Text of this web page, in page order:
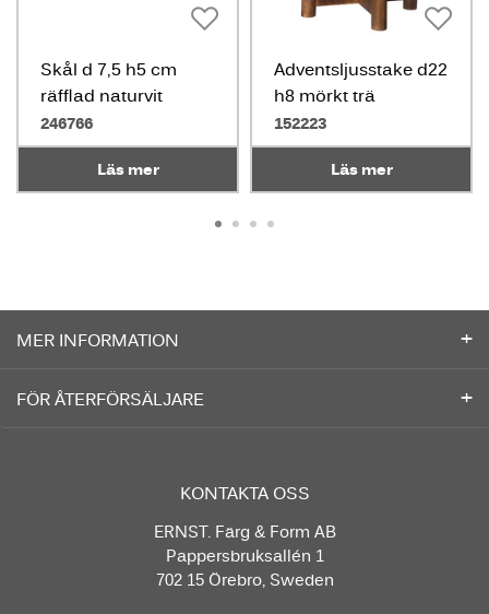
Skål d 7,5 h5 cm
räfflad naturvit
246766
Läs mer
Adventsljusstake d22
h8 mörkt trä
152223
Läs mer
MER INFORMATION
FÖR ÅTERFÖRSÄLJARE
KONTAKTA OSS
ERNST. Färg & Form AB
Pappersbruksallén 1
702 15 Örebro, Sweden